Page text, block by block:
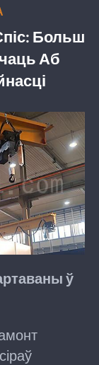
Больш
Аб
ў